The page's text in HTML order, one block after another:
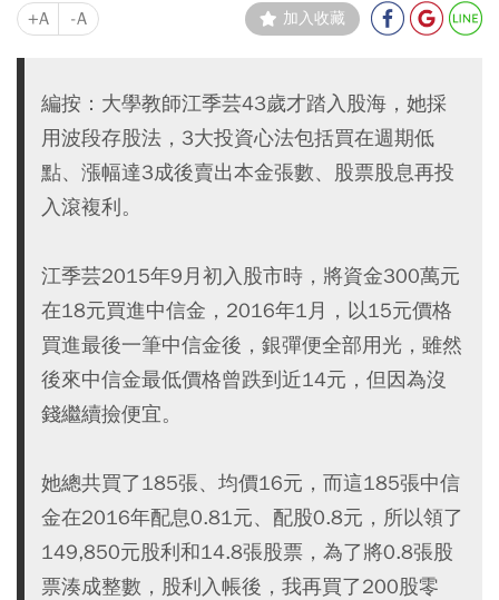
+A -A 加入收藏
編按：大學教師江季芸43歲才踏入股海，她採
用波段存股法，3大投資心法包括買在週期低
點、漲幅達3成後賣出本金張數、股票股息再投
入滾複利。
江季芸2015年9月初入股市時，將資金300萬元
在18元買進中信金，2016年1月，以15元價格
買進最後一筆中信金後，銀彈便全部用光，雖然
後來中信金最低價格曾跌到近14元，但因為沒
錢繼續撿便宜。
她總共買了185張、均價16元，而這185張中信
金在2016年配息0.81元、配股0.8元，所以領了
149,850元股利和14.8張股票，為了將0.8張股
票湊成整數，股利入帳後，我再買了200股零